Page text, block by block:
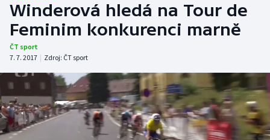
Cyklistika
DALŠÍ SPORTY
Americký fotbal
Baseball a softbal
Basketbal
NEPŘEHLÉDNĚTE
Soutěže
Historické návraty
Winderová hledá na Tour de
Feminim konkurenci marně
ČT sport
7. 7. 2017 | Zdroj: ČT sport